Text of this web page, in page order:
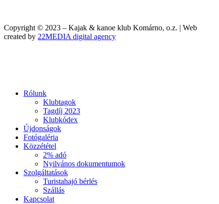
Copyright © 2023 – Kajak & kanoe klub Komárno, o.z. | Web
created by 22MEDIA digital agency
Rólunk
Klubtagok
Tagdíj 2023
Klubkódex
Újdonságok
Fotógaléria
Közzététel
2% adó
Nyilvános dokumentumok
Szolgáltatások
Turistahajó bérlés
Szállás
Kapcsolat